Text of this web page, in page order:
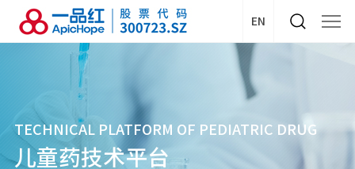
EN
TECHNICAL PLATFORM OF PEDIATRIC DRUG
儿童药技术平台